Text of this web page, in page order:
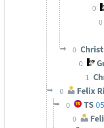
0
0
0
0
1
0 Felix
0 TS
0